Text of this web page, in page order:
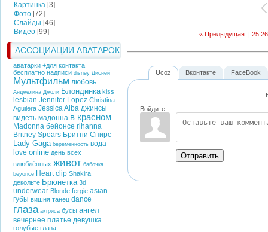
Картинка [3]
Фото [72]
Слайды [46]
Видео [99]
АССОЦИАЦИИ АВАТАРОК
аватарки +для контакта
бесплатно надписи disney Дисней
Мультфильм любовь
Анджелина Джоли Блондинка kiss
lesbian Jennifer Lopez Christina
Aguilera Jessica Alba джинсы
видеть мадонна в красном
Madonna бейонсе rihanna
Britney Spears Бритни Спирс
Lady Gaga беременность вода
love online день всех
влюблённых живот бабочка
beyonce Heart clip Shakira
декольте Брюнетка 3d
underwear Blonde fergie asian
губы вишня танец dance
глаза актриса бусы ангел
вечернее платье девушка
голубые глаза
« Предыдущая | 25 26
Ucoz
Войдите:
Отправить
Вконтакте FaceBook